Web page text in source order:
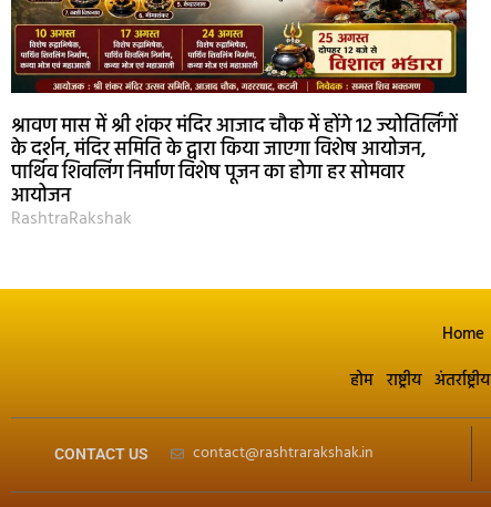
श्रावण मास में श्री शंकर मंदिर आजाद चौक में होंगे 12 ज्योतिर्लिंगों
के दर्शन, मंदिर समिति के द्वारा किया जाएगा विशेष आयोजन,
पार्थिव शिवलिंग निर्माण विशेष पूजन का होगा हर सोमवार
आयोजन
RashtraRakshak
Home
होम राष्ट्रीय अंतर्राष्ट्रीय
CONTACT US contact@rashtrarakshak.in